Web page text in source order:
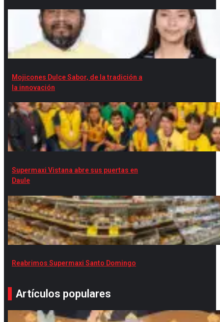
Mojicones Dulce Sabor, de la tradición a
la innovación
Supermaxi Vistana abre sus puertas en
Daule
Reabrimos Supermaxi Santo Domingo
Artículos populares